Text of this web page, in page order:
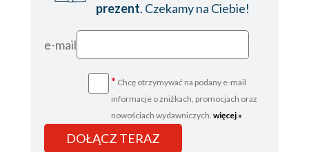
prezent. Czekamy na Ciebie!
e-mail
* Chcę otrzymywać na podany e-mail
informacje o zniżkach, promocjach oraz
nowościach wydawniczych. więcej »
DOŁĄCZ TERAZ